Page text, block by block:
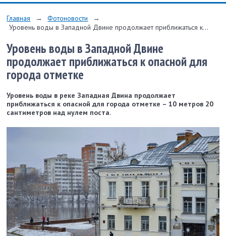
Главная → Фотоновости
→
Уровень воды в Западной Двине продолжает приближаться к...
Уровень воды в Западной Двине
продолжает приближаться к опасной для
города отметке
Уровень воды в реке Западная Двина продолжает
приближаться к опасной для города отметке – 10 метров 20
сантиметров над нулем поста.